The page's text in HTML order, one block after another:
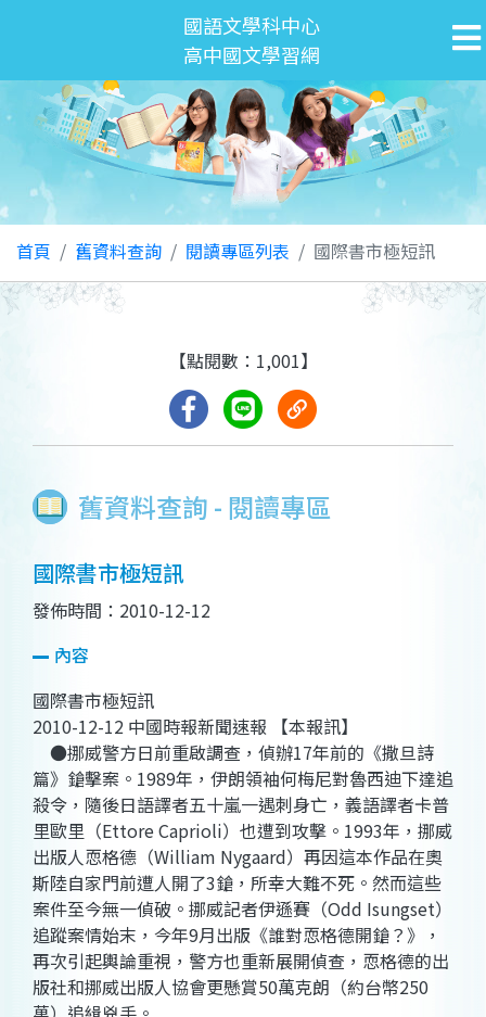
國語文學科中心
高中國文學習網
首頁 舊資料查詢 閱讀專區列表 國際書市極短訊
舊資料查詢 - 閱讀專區
【點閱數：1,001】
國際書市極短訊
發佈時間：2010-12-12
內容
國際書市極短訊
2010-12-12 中國時報新聞速報 【本報訊】
●挪威警方日前重啟調查，偵辦17年前的《撒旦詩
篇》鎗擊案。1989年，伊朗領袖何梅尼對魯西迪下達追
殺令，隨後日語譯者五十嵐一遇刺身亡，義語譯者卡普
里歐里（Ettore Caprioli）也遭到攻擊。1993年，挪威
出版人恧格德（William Nygaard）再因這本作品在奧
斯陸自家門前遭人開了3鎗，所幸大難不死。然而這些
案件至今無一偵破。挪威記者伊遜賽（Odd Isungset）
追蹤案情始末，今年9月出版《誰對恧格德開鎗？》，
再次引起輿論重視，警方也重新展開偵查，恧格德的出
版社和挪威出版人協會更懸賞50萬克朗（約台幣250